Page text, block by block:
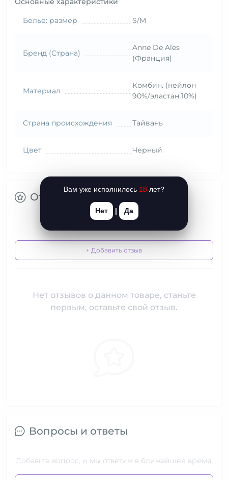
Белье: размер S/M
Бренд (Страна)
Anne De Ales
(Франция)
Материал
Комбин. (нейлон
90%/эластан 10%)
Страна происхождения Тайвань
Цвет Черный
Отзывы
+ Добавить отзыв
Нет отзывов о данном товаре, станьте
первым, оставьте свой отзыв.
Вопросы и ответы
Добавьте вопрос, и мы ответим в ближайшее время.
Вам уже исполнилось 18 лет?
Нет | Да